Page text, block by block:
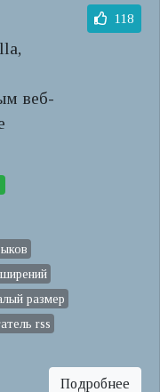
веб-
118
размер
rss
Подробнее